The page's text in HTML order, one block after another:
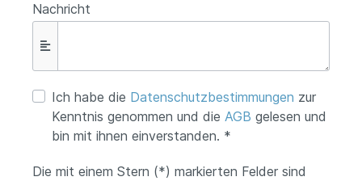
Nachricht
Ich habe die Datenschutzbestimmungen zur
Kenntnis genommen und die AGB gelesen und
bin mit ihnen einverstanden. *
Die mit einem Stern (*) markierten Felder sind